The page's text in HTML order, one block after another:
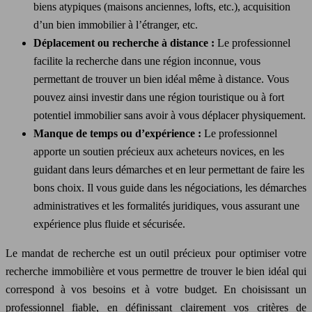
biens atypiques (maisons anciennes, lofts, etc.), acquisition
d’un bien immobilier à l’étranger, etc.
Déplacement ou recherche à distance : Le professionnel
facilite la recherche dans une région inconnue, vous
permettant de trouver un bien idéal même à distance. Vous
pouvez ainsi investir dans une région touristique ou à fort
potentiel immobilier sans avoir à vous déplacer physiquement.
Manque de temps ou d’expérience : Le professionnel
apporte un soutien précieux aux acheteurs novices, en les
guidant dans leurs démarches et en leur permettant de faire les
bons choix. Il vous guide dans les négociations, les démarches
administratives et les formalités juridiques, vous assurant une
expérience plus fluide et sécurisée.
Le mandat de recherche est un outil précieux pour optimiser votre
recherche immobilière et vous permettre de trouver le bien idéal qui
correspond à vos besoins et à votre budget. En choisissant un
professionnel fiable, en définissant clairement vos critères de